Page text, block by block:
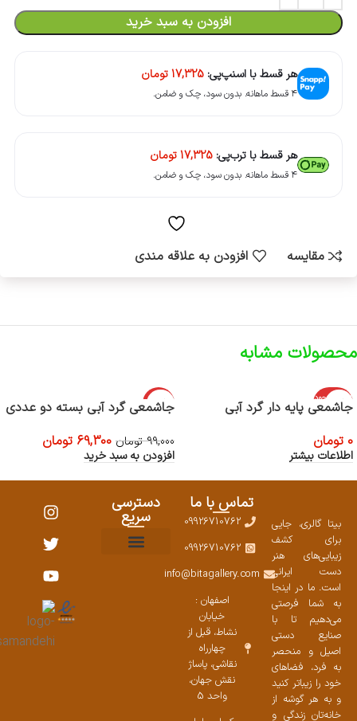
افزودن به سبد خرید
هر قسط با اسنپ‌پی: 17,325تومان
۴ قسط ماهانه. بدون سود، چک و ضامن.
هر قسط با ترب‌پی: 17,325تومان
۴ قسط ماهانه. بدون سود، چک و ضامن.
مقایسه افزودن به علاقه مندی
محصولات مشابه
اتمام موجود
ی
جاشمعی پایه دار گرد آبی
0 تومان
اطلاعات بیشتر
-30%
جاشمعی گرد آبی بسته دو عددی
99,000 تومان 69,300 تومان
افزودن به سبد خرید
بیتا گالری، جایی
برای کشف
زیبایی‌های هنر
دست ایرانی
است. ما در اینجا
به شما فرصتی
می‌دهیم تا با
صنایع دستی
اصیل و منحصر
به فرد، فضاهای
خود را زیباتر کنید
و به هر گوشه از
خانه‌تان زندگی و
تماس با ما
09926710762
09926710762
info@bitagallery.com
اصفهان :
خیابان
نشاط، قبل از
چهارراه
نقاشی، پاساژ
نقش جهان،
واحد 5
دسترسی
سریع